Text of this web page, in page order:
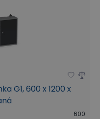
G1, 600 x 1200 x
600